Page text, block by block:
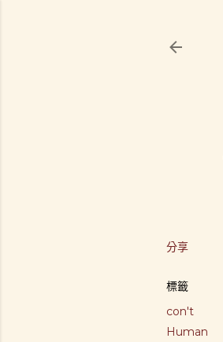
分享
標籤
con't
Human